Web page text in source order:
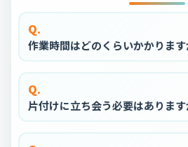
Q.
作業時間はどのくらいかかります
Q.
片付けに立ち会う必要はあります